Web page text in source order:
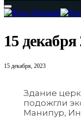
15 декабря
15 декабря, 2023
Здание
подожгли
Манипур,